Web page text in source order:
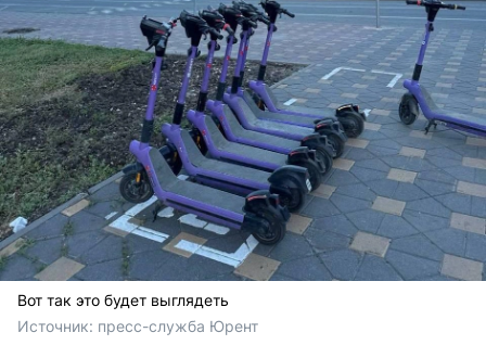
Вот так это будет выглядеть
Источник: пресс-служба Юрент